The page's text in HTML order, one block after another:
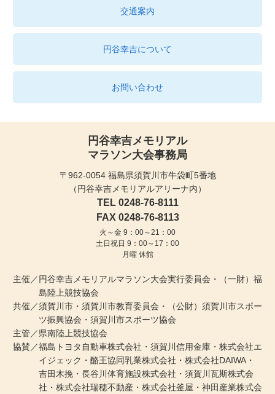
交通案内
円谷幸吉について
お問い合わせ
円谷幸吉メモリアル
マラソン大会事務局
〒962-0054 福島県須賀川市牛袋町5番地
（円谷幸吉メモリアルアリーナ内）
TEL 0248-76-8111
FAX 0248-76-8113
火～金 9：00～21：00
土日祝日 9：00～17：00
月曜 休館
主催／円谷幸吉メモリアルマラソン大会実行委員会・（一財）福
島陸上競技協会
共催／須賀川市・須賀川市教育委員会・（公財）須賀川市スポー
ツ振興協会・須賀川市スポーツ協会
主管／県南陸上競技協会
協賛／福島トヨタ自動車株式会社・須賀川信用金庫・株式会社エ
イジェック・酪王協同乳業株式会社 ・ 株式会社DAIWA・
吉田木挽・長谷川体育施設株式会社・須賀川瓦斯株式会
社 ・ 株式会社瑞穂不動産・株式会社釜屋・神田産業株式会